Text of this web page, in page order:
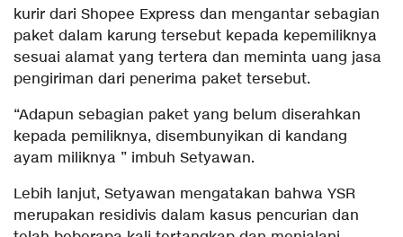
kurir dari Shopee Express dan mengantar sebagian
paket dalam karung tersebut kepada kepemiliknya
sesuai alamat yang tertera dan meminta uang jasa
pengiriman dari penerima paket tersebut.
“Adapun sebagian paket yang belum diserahkan
kepada pemiliknya, disembunyikan di kandang
ayam miliknya ” imbuh Setyawan.
Lebih lanjut, Setyawan mengatakan bahwa YSR
merupakan residivis dalam kasus pencurian dan